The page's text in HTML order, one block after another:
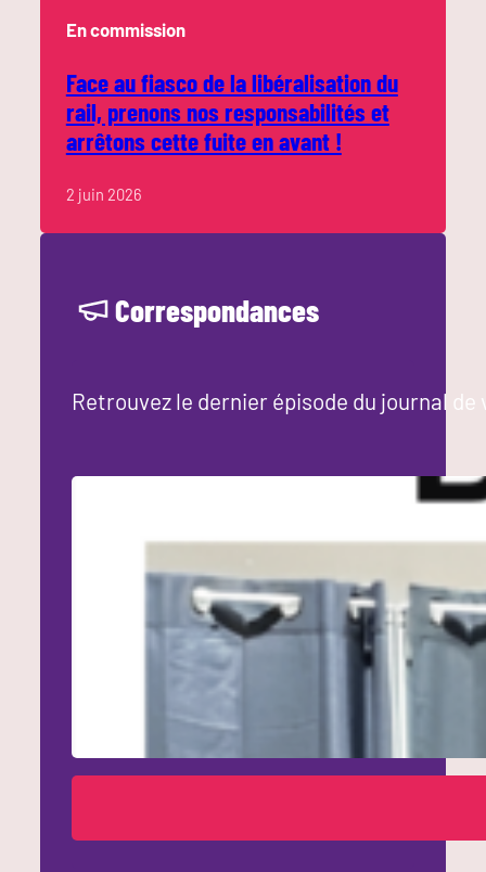
En commission
Face au fiasco de la libéralisation du
rail, prenons nos responsabilités et
arrêtons cette fuite en avant !
2 juin 2026
Correspondances
Retrouvez le dernier épisode du journal